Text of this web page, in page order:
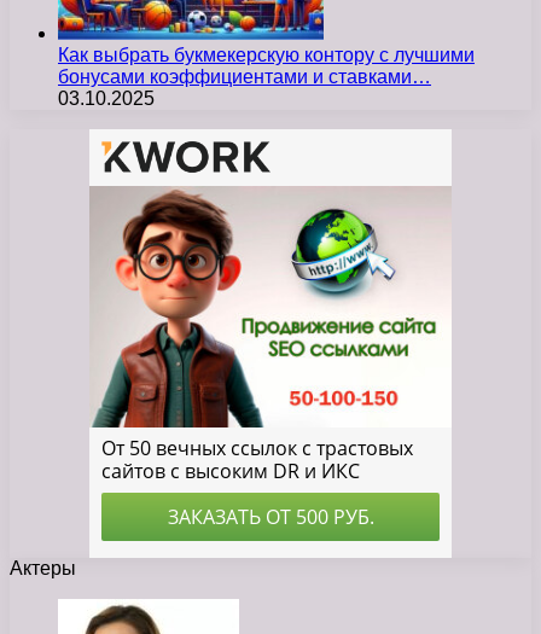
Как выбрать букмекерскую контору с лучшими
бонусами коэффициентами и ставками…
03.10.2025
Актеры